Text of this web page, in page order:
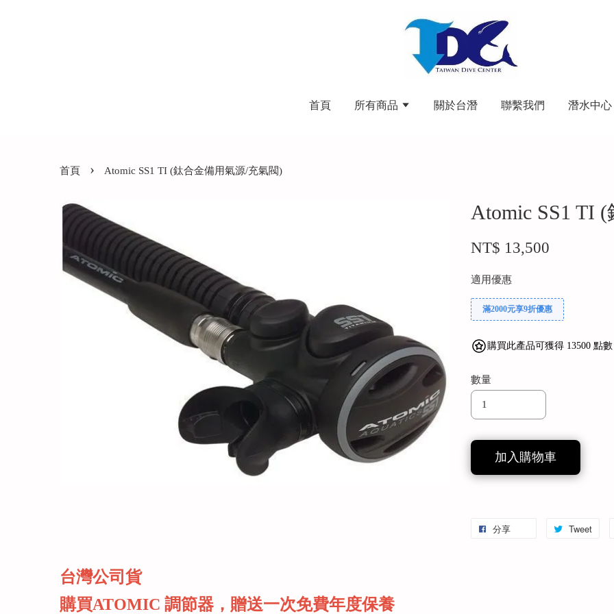
首頁 所有商品 關於台潛 聯繫我們 潛水中心
首頁 › Atomic SS1 TI (鈦合金備用氣源/充氣閥)
Atomic SS1 TI
NT$ 13,500
適用優惠
滿2000元享9折優惠
購買此產品可獲得 13500 點數
數量
加入購物車
分享 Tweet
台灣公司貨
購買ATOMIC 調節器，贈送一次免費年度保養